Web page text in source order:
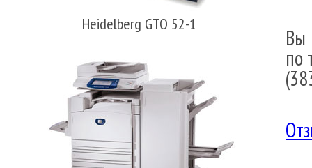
Heidelberg GTO 52-1
Вы
по